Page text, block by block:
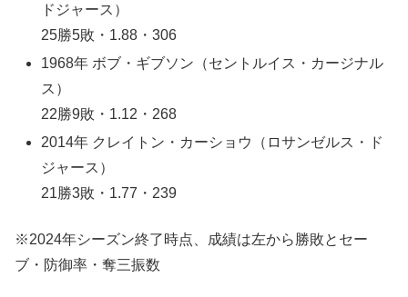
ドジャース）
25勝5敗・1.88・306
1968年 ボブ・ギブソン（セントルイス・カージナル
ス）
22勝9敗・1.12・268
2014年 クレイトン・カーショウ（ロサンゼルス・ド
ジャース）
21勝3敗・1.77・239
※2024年シーズン終了時点、成績は左から勝敗とセー
ブ・防御率・奪三振数